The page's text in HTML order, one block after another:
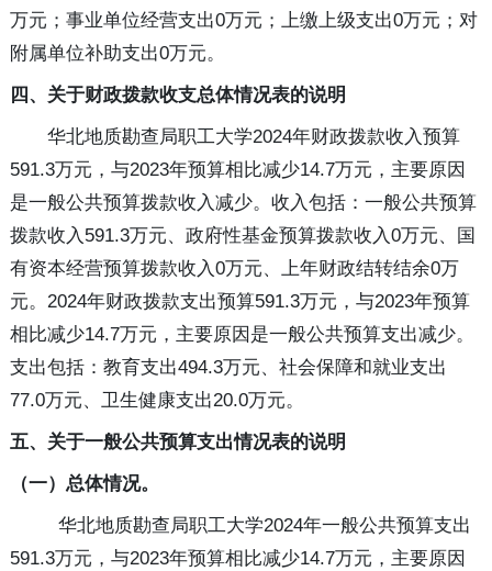
万元；事业单位经营支出0万元；上缴上级支出0万元；对
附属单位补助支出0万元。
四、关于财政拨款收支总体情况表的说明
华北地质勘查局职工大学2024年财政拨款收入预算
591.3万元，与2023年预算相比减少14.7万元，主要原因
是一般公共预算拨款收入减少。收入包括：一般公共预算
拨款收入591.3万元、政府性基金预算拨款收入0万元、国
有资本经营预算拨款收入0万元、上年财政结转结余0万
元。2024年财政拨款支出预算591.3万元，与2023年预算
相比减少14.7万元，主要原因是一般公共预算支出减少。
支出包括：教育支出494.3万元、社会保障和就业支出
77.0万元、卫生健康支出20.0万元。
五、关于一般公共预算支出情况表的说明
（一）总体情况。
华北地质勘查局职工大学2024年一般公共预算支出
591.3万元，与2023年预算相比减少14.7万元，主要原因